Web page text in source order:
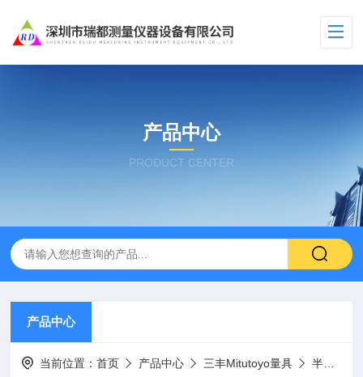
产品中心
PRODUCT CENTER
产品中心
当前位置：首页 产品中心 三丰Mitutoyo量具 半径规